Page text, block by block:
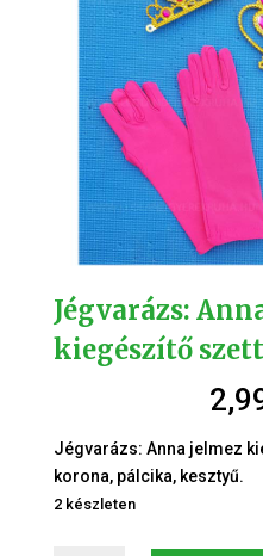
Jégvarázs:
kiegészítő
Jégvarázs: Anna jelmez
korona, pálcika, kesztyű.
2 készleten